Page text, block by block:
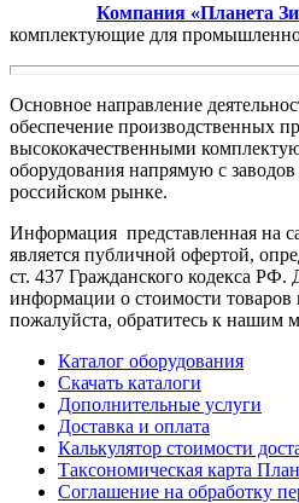
Компания «Планета
комплектующие для
Основное направление
обеспечение производственных
высококачественными
оборудования напрямую с
российском рынке.
Информация представленная на
является публичной офертой,
ст. 437 Гражданского кодекса РФ.
информации о стоимости товаров
пожалуйста, обратитесь к нашим
Каталог оборудования
Скачать каталоги
Дополнительные услуги
Доставка и оплата
Калькулятор стоимости
Таксономическая карта
Соглашение на обработку